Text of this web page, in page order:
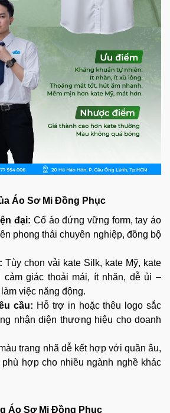
Áo Sơ Mi Đồng Phục
đại: Cổ áo đứng vững form, tay áo
phong thái chuyên nghiệp, đồng bộ
Tùy chọn vải kate Silk, kate Mỹ, kate
giác thoải mái, ít nhăn, dễ ủi –
việc năng động.
cầu: Hỗ trợ in hoặc thêu logo sắc
nhận diện thương hiệu cho doanh
trang nhã dễ kết hợp với quần âu,
hợp cho nhiều ngành nghề khác
Áo Sơ Mi Đồng Phục